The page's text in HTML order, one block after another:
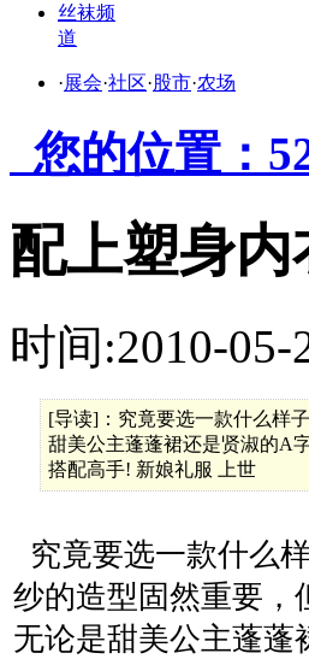
丝袜频
道
·展会·社区·股市·农场
您的位置：
配上塑身
时间:2010-
[导读]：究竟要选一款什么样
甜美公主蓬蓬裙还是贤淑的A
搭配高手! 新娘礼服 上世
究竟要选一款什么
纱的造型固然重要，
无论是甜美公主蓬蓬